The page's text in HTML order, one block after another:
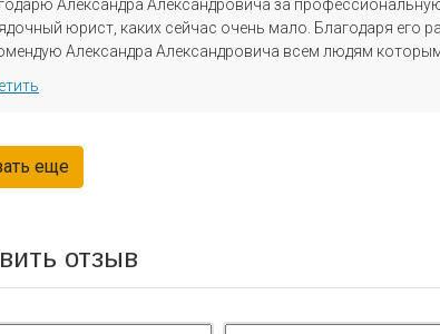
Александра Александровича за
юрист, каких сейчас очень мало. Благодаря его
Александра Александровича всем людям
отзыв